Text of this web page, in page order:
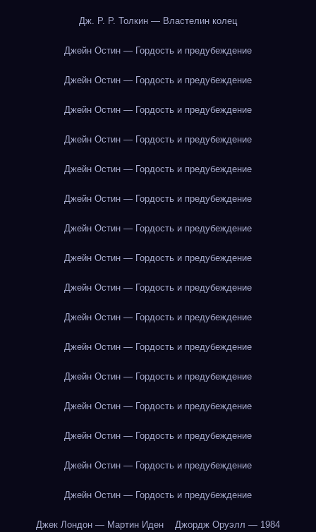
Дж. Р. Р. Толкин — Властелин колец
Джейн Остин — Гордость и предубеждение
Джейн Остин — Гордость и предубеждение
Джейн Остин — Гордость и предубеждение
Джейн Остин — Гордость и предубеждение
Джейн Остин — Гордость и предубеждение
Джейн Остин — Гордость и предубеждение
Джейн Остин — Гордость и предубеждение
Джейн Остин — Гордость и предубеждение
Джейн Остин — Гордость и предубеждение
Джейн Остин — Гордость и предубеждение
Джейн Остин — Гордость и предубеждение
Джейн Остин — Гордость и предубеждение
Джейн Остин — Гордость и предубеждение
Джейн Остин — Гордость и предубеждение
Джейн Остин — Гордость и предубеждение
Джейн Остин — Гордость и предубеждение
Джек Лондон — Мартин Иден Джордж Оруэлл — 1984